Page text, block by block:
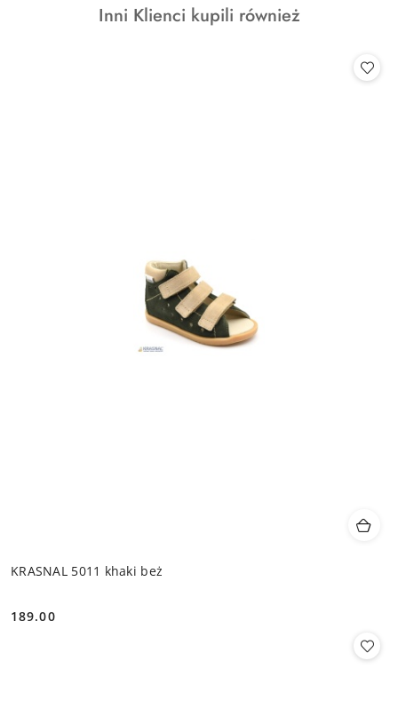
statusie:
Produkty
Inni Klienci kupili również
KRASNAL 5011 khaki beż
Cena:
189.00